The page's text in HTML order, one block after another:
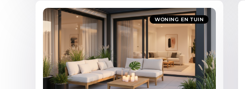
WONING EN TUIN